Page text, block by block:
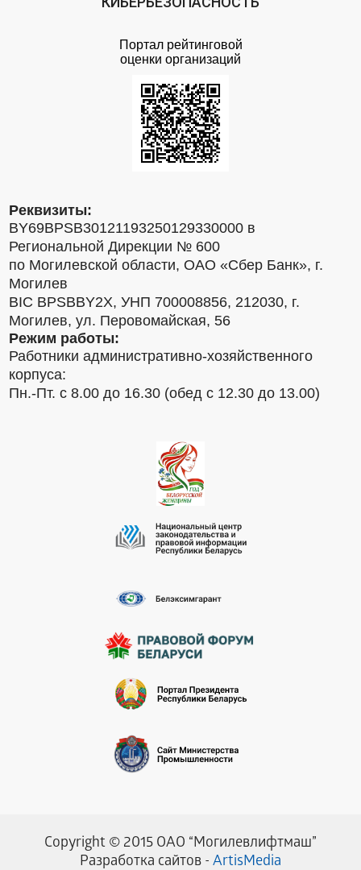
Портал рейтинговой
оценки организаций
Реквизиты:
BY69BPSB30121193250129330000 в
Региональной Дирекции № 600
по Могилевской области, ОАО «Сбер Банк», г.
Могилев
BIC BPSBBY2X, УНП 700008856, 212030, г.
Могилев, ул. Перовомайская, 56
Режим работы:
Работники административно-хозяйственного
корпуса:
Пн.-Пт. с 8.00 до 16.30 (обед с 12.30 до 13.00)
Разработка сайтов - ArtisMedia
Copyright © 2015 ОАО “Могилевлифтмаш”